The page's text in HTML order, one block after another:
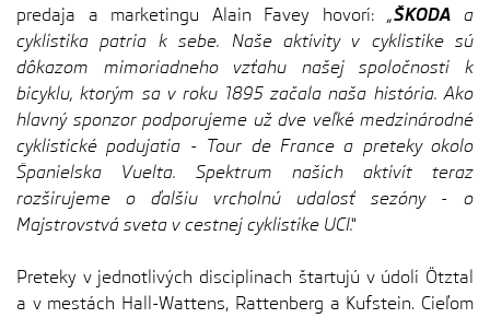
predaja a marketingu Alain Favey hovorí:„ŠKODA a
cyklistika patria k sebe. Naše aktivity v cyklistike sú
dôkazom mimoriadneho vzťahu našej spoločnosti k
bicyklu, ktorým sa v roku 1895 začala naša história. Ako
hlavný sponzor podporujeme už dve veľké medzinárodné
cyklistické podujatia - Tour de France a preteky okolo
Španielska Vuelta. Spektrum našich aktivít teraz
rozširujeme o ďalšiu vrcholnú udalosť sezóny - o
Majstrovstvá sveta v cestnej cyklistike UCI.“
Preteky v jednotlivých disciplínach štartujú v údolí Ötztal
a v mestách Hall-Wattens, Rattenberg a Kufstein. Cieľom